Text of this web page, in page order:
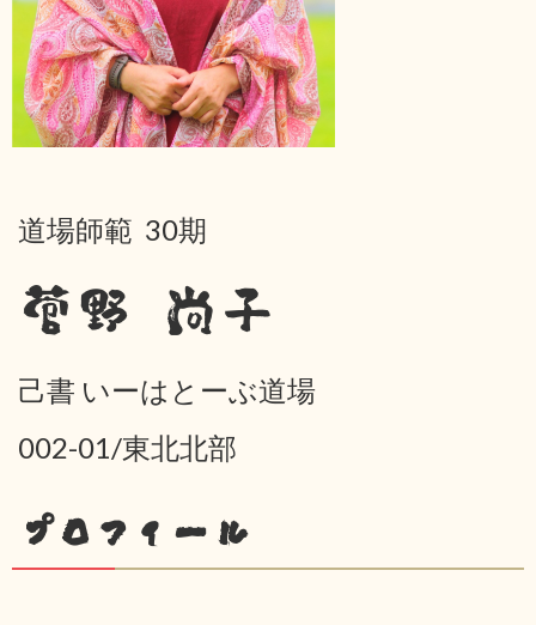
道場師範 30期
菅野 尚子
己書 いーはとーぶ道場
002-01/東北北部
プロフィール